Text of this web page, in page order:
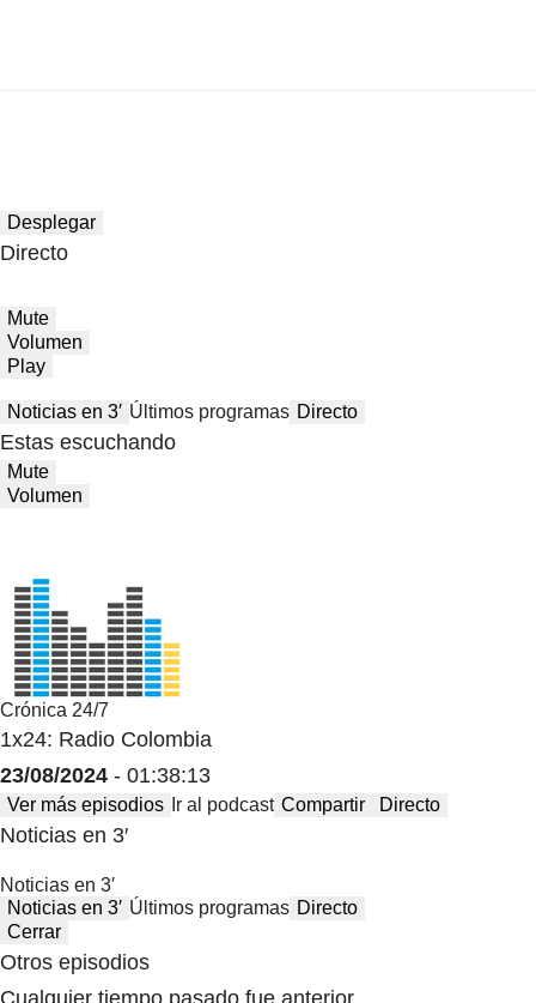
Desplegar
Directo
Mute
Volumen
Play
Noticias en 3′ Últimos programas Directo
Estas escuchando
Mute
Volumen
Crónica 24/7
1x24: Radio Colombia
23/08/2024 - 01:38:13
Ver más episodios Ir al podcast Compartir Directo
Noticias en 3′
Noticias en 3′
Noticias en 3′ Últimos programas Directo
Cerrar
Otros episodios
Cualquier tiempo pasado fue anterior